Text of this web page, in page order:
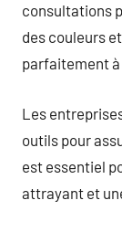
consultations
des couleurs
parfaitement à
Les
outils pour
est essentiel
attrayant et